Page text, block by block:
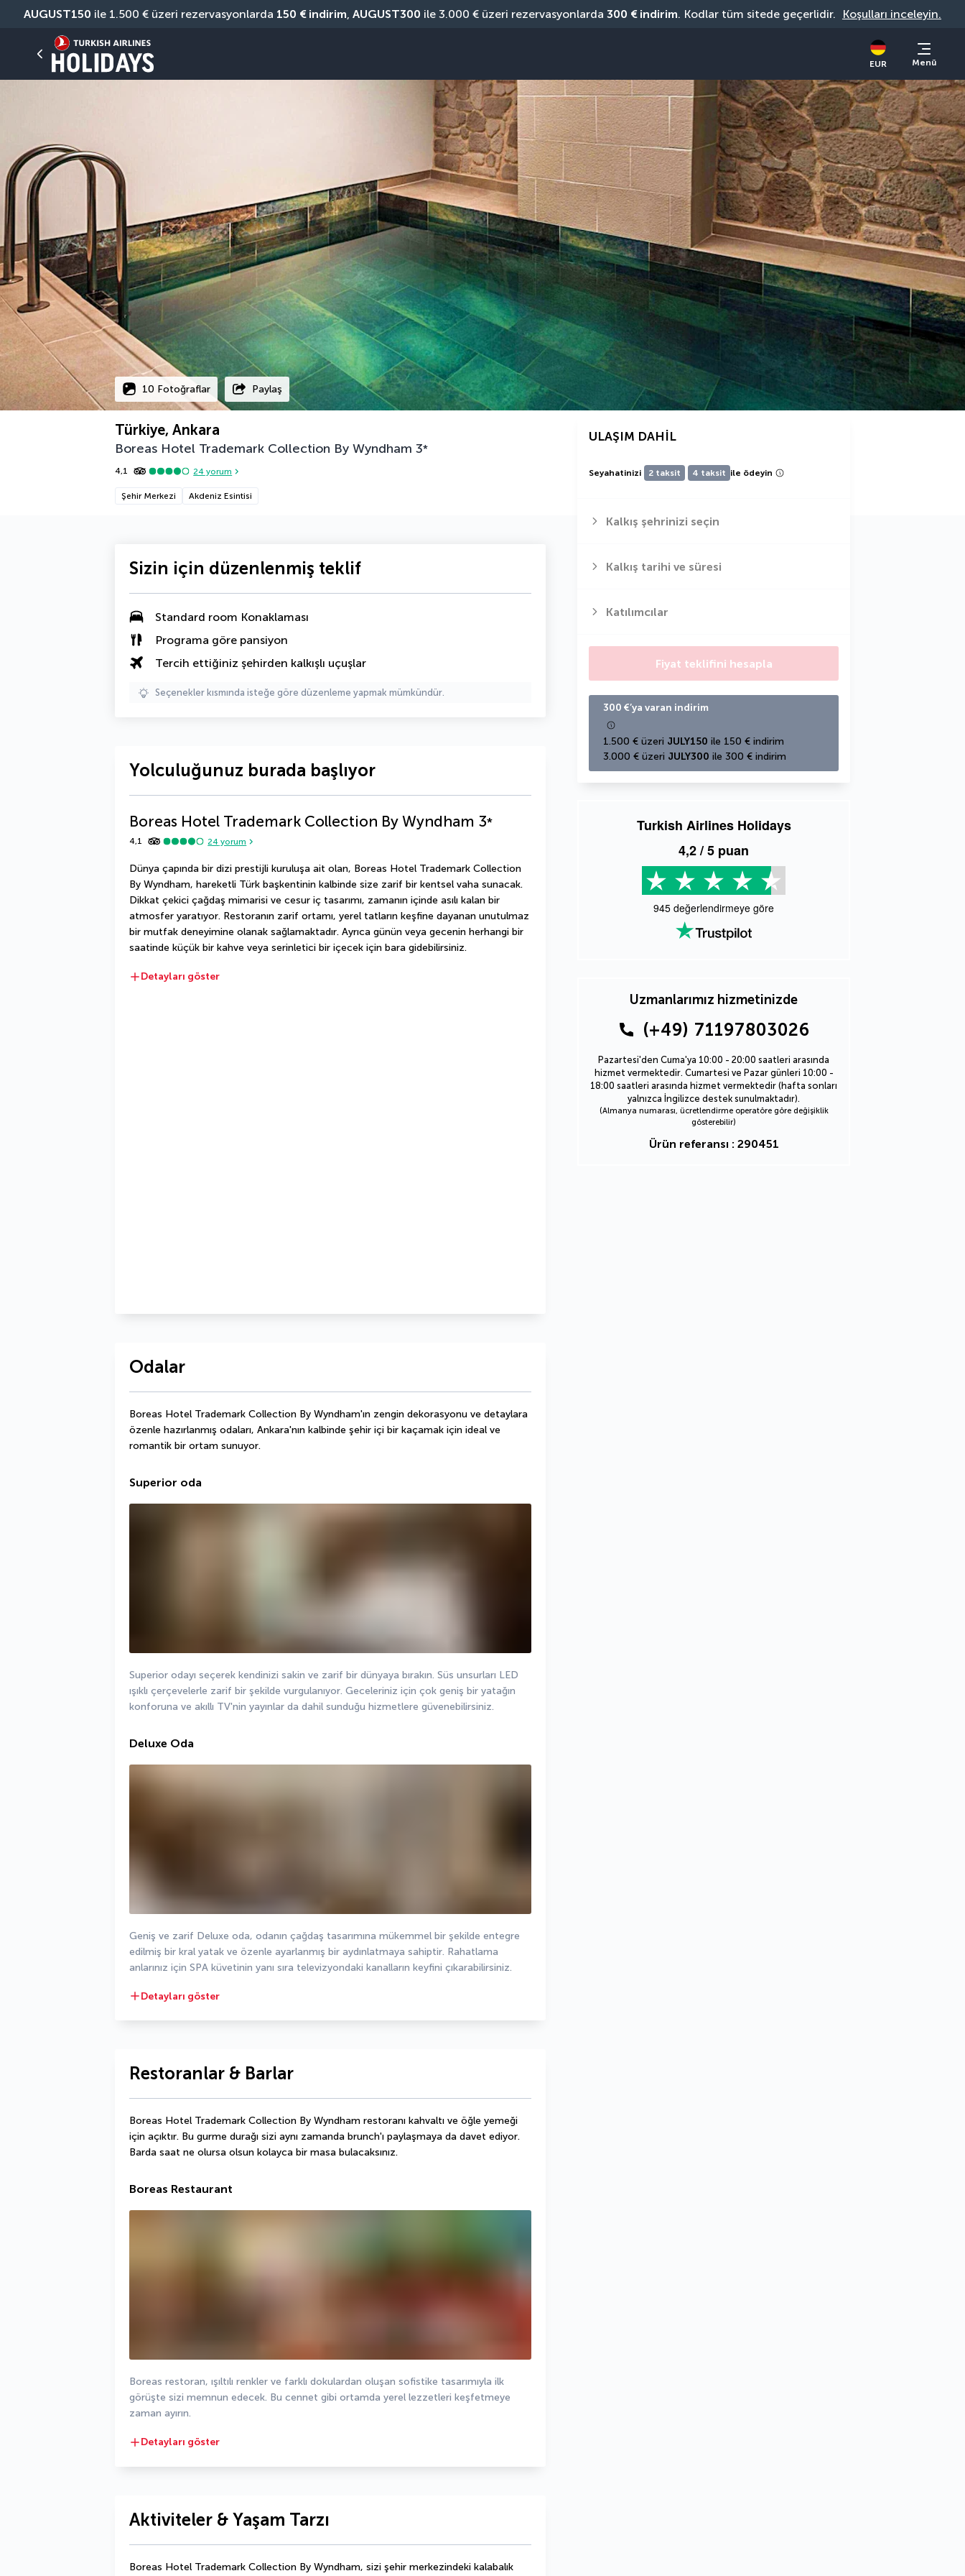
AUGUST150 ile 1.500 € üzeri rezervasyonlarda 150 € indirim, AUGUST300 ile 3.000 € üzeri rezervasyonlarda 300 € indirim. Kodlar tüm sitede geçerlidir. Koşulları inceleyin.
EUR Menü
10 Fotoğraflar Paylaş
Türkiye, Ankara
Boreas Hotel Trademark Collection By Wyndham 3*
4,1 24 yorum
Şehir Merkezi Akdeniz Esintisi
ULAŞIM DAHIL
Seyahatinizi 2 taksit 4 taksit ile ödeyin
Kalkış şehrinizi seçin
Kalkış tarihi ve süresi
Katılımcılar
Fiyat teklifini hesapla
300 €’ya varan indirim
1.500 € üzeri JULY150 ile 150 € indirim
3.000 € üzeri JULY300 ile 300 € indirim
Turkish Airlines Holidays
4,2/ 5 puan
945 değerlendirmeye göre
Uzmanlarımız hizmetinizde
(+49) 71197803026
Pazartesi'den Cuma'ya 10:00 - 20:00 saatleri arasında
hizmet vermektedir. Cumartesi ve Pazar günleri 10:00 -
18:00 saatleri arasında hizmet vermektedir (hafta sonları
yalnızca İngilizce destek sunulmaktadır).
(Almanya numarası, ücretlendirme operatöre göre değişiklik
gösterebilir)
Ürün referansı : 290451
Sizin için düzenlenmiş teklif
Standard room Konaklaması
Programa göre pansiyon
Tercih ettiğiniz şehirden kalkışlı uçuşlar
Seçenekler kısmında isteğe göre düzenleme yapmak mümkündür.
Yolculuğunuz burada başlıyor
Boreas Hotel Trademark Collection By Wyndham 3*
4,1 24 yorum
Dünya çapında bir dizi prestijli kuruluşa ait olan, Boreas Hotel Trademark Collection
By Wyndham, hareketli Türk başkentinin kalbinde size zarif bir kentsel vaha sunacak.
Dikkat çekici çağdaş mimarisi ve cesur iç tasarımı, zamanın içinde asılı kalan bir
atmosfer yaratıyor. Restoranın zarif ortamı, yerel tatların keşfine dayanan unutulmaz
bir mutfak deneyimine olanak sağlamaktadır. Ayrıca günün veya gecenin herhangi bir
saatinde küçük bir kahve veya serinletici bir içecek için bara gidebilirsiniz.
Detayları göster
Odalar
Boreas Hotel Trademark Collection By Wyndham'ın zengin dekorasyonu ve detaylara
özenle hazırlanmış odaları, Ankara'nın kalbinde şehir içi bir kaçamak için ideal ve
romantik bir ortam sunuyor.
Superior oda
Superior odayı seçerek kendinizi sakin ve zarif bir dünyaya bırakın. Süs unsurları LED
ışıklı çerçevelerle zarif bir şekilde vurgulanıyor. Geceleriniz için çok geniş bir yatağın
konforuna ve akıllı TV'nin yayınlar da dahil sunduğu hizmetlere güvenebilirsiniz.
Deluxe Oda
Geniş ve zarif Deluxe oda, odanın çağdaş tasarımına mükemmel bir şekilde entegre
edilmiş bir kral yatak ve özenle ayarlanmış bir aydınlatmaya sahiptir. Rahatlama
anlarınız için SPA küvetinin yanı sıra televizyondaki kanalların keyfini çıkarabilirsiniz.
Detayları göster
Restoranlar & Barlar
Boreas Hotel Trademark Collection By Wyndham restoranı kahvaltı ve öğle yemeği
için açıktır. Bu gurme durağı sizi aynı zamanda brunch'ı paylaşmaya da davet ediyor.
Barda saat ne olursa olsun kolayca bir masa bulacaksınız.
Boreas Restaurant
Boreas restoran, ışıltılı renkler ve farklı dokulardan oluşan sofistike tasarımıyla ilk
görüşte sizi memnun edecek. Bu cennet gibi ortamda yerel lezzetleri keşfetmeye
zaman ayırın.
Detayları göster
Aktiviteler & Yaşam Tarzı
Boreas Hotel Trademark Collection By Wyndham, sizi şehir merkezindeki kalabalık